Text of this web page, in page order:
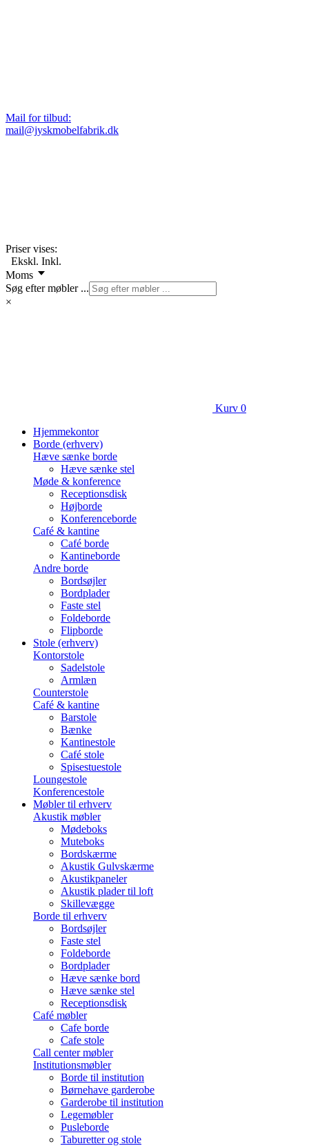
Mail for tilbud:
mail@jyskmobelfabrik.dk
Priser vises:
Ekskl. Inkl.
Moms
Søg efter møbler ...
×
Kurv 0
Hjemmekontor
Borde (erhverv)
Hæve sænke borde
Hæve sænke stel
Møde & konference
Receptionsdisk
Højborde
Konferenceborde
Café & kantine
Café borde
Kantineborde
Andre borde
Bordsøjler
Bordplader
Faste stel
Foldeborde
Flipborde
Stole (erhverv)
Kontorstole
Sadelstole
Armlæn
Counterstole
Café & kantine
Barstole
Bænke
Kantinestole
Café stole
Spisestuestole
Loungestole
Konferencestole
Møbler til erhverv
Akustik møbler
Mødeboks
Muteboks
Bordskærme
Akustik Gulvskærme
Akustikpaneler
Akustik plader til loft
Skillevægge
Borde til erhverv
Bordsøjler
Faste stel
Foldeborde
Bordplader
Hæve sænke bord
Hæve sænke stel
Receptionsdisk
Café møbler
Cafe borde
Cafe stole
Call center møbler
Institutionsmøbler
Borde til institution
Børnehave garderobe
Garderobe til institution
Legemøbler
Pusleborde
Taburetter og stole